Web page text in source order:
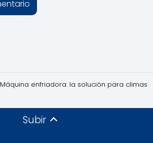
Máquina enfriadora: la solución para climas
Subir